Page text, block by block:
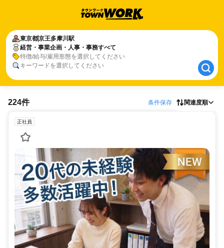
東京都京王多摩川駅
経営・事業企画・人事・事務すべて
特徴/給与/雇用形態を選択してください
キーワードを選択してください
東京都京王多摩川駅
経営・事業企画・人事・事務すべて
224件 条件保存 関連度順
正社員